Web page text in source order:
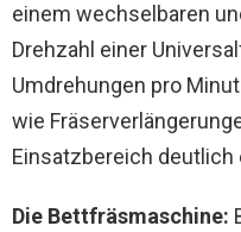
einem wechselbaren
Drehzahl einer
Umdrehungen pro
wie
Einsatzbereich deutlich
Die Bettfräsmaschine: